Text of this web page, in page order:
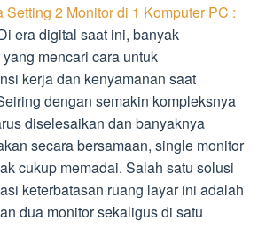
Setting 2 Monitor di 1 Komputer PC :
era digital saat ini, banyak
mencari cara untuk
kerja dan kenyamanan saat
dengan semakin kompleksnya
diselesaikan dan banyaknya
secara bersamaan, single monitor
cukup memadai. Salah satu solusi
keterbatasan ruang layar ini adalah
dua monitor sekaligus di satu